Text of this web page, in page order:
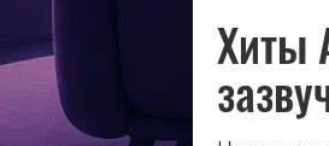
Хиты